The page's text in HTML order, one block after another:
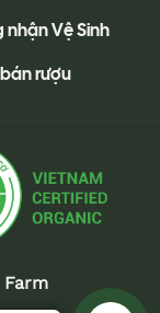
nhận Vệ Sinh
rượu